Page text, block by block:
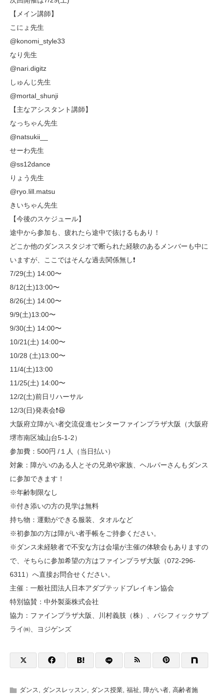
【メイン講師】
こにょ先生
@konomi_style33
なり先生
@nari.digitz
しゅんじ先生
@mortal_shunji
【主なアシスタント講師】
なっちゃん先生
@natsukii__
せーわ先生
@ss12dance
りょう先生
@ryo.lill.matsu
きいちゃん先生
【今後のスケジュール】
途中から参加も、疲れたら途中で抜けるもあり！
どこか他のダンススタジオで断られた経験のあるメンバーも中に
いますが、ここではそんな過去関係無し❗️
7/29(土) 14:00〜
8/12(土)13:00〜
8/26(土) 14:00〜
9/9(土)13:00〜
9/30(土) 14:00〜
10/21(土) 14:00〜
10/28 (土)13:00〜
11/4(土)13:00
11/25(土) 14:00〜
12/2(土)前日リハーサル
12/3(日)発表会❗️😆
大阪府立障がい者交流促進センターファインプラザ大阪（大阪府
堺市南区城山台5-1-2）
参加費：500円 /１人（当日払い）
対象：障がいのある人とその兄弟や家族、ヘルパーさんもダンス
に参加できます！
※年齢制限なし
※付き添いの方の見学は無料
持ち物：運動ができる服装、タオルなど
※初参加の方は障がい者手帳をご持参ください。
※ダンス未経験者で不安な方は会場が主催の体験会もありますの
で、そちらに参加希望の方はファインプラザ大阪（072-296-
6311）へ直接お問合せください。
主催：一般社団法人日本アダプテッドブレイキン協会
特別協賛：中外製薬株式会社
協力：ファインプラザ大阪、川村義肢（株）、パシフィックサプ
ライ㈱、ヨジゲンズ
ダンス ダンスレッスン ダンス授業 福祉 障がい者 高齢者施